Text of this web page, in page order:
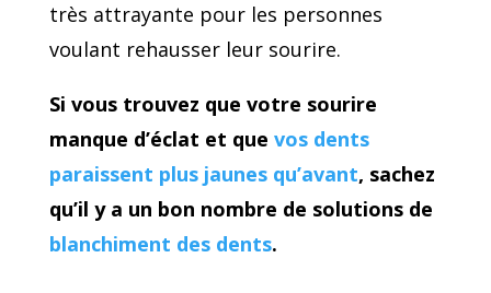
très attrayante pour les personnes
voulant rehausser leur sourire.
Si vous trouvez que votre sourire
manque d’éclat et que vos dents
paraissent plus jaunes qu’avant, sachez
qu’il y a un bon nombre de solutions de
blanchiment des dents.